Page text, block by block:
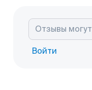
Войти